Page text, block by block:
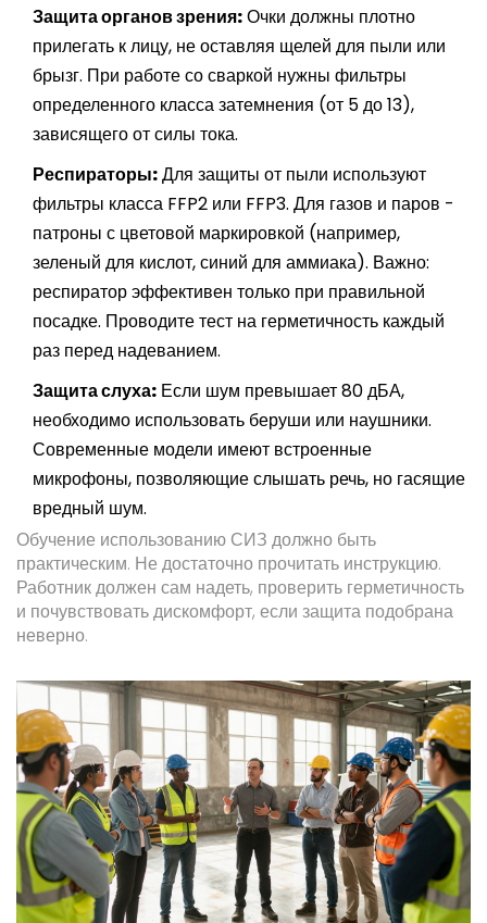
Защита органов зрения:Очки должны плотно
прилегать к лицу, не оставляя щелей для пыли или
брызг. При работе со сваркой нужны фильтры
определенного класса затемнения (от 5 до 13),
зависящего от силы тока.
Респираторы:Для защиты от пыли используют
фильтры класса FFP2 или FFP3. Для газов и паров -
патроны с цветовой маркировкой (например,
зеленый для кислот, синий для аммиака). Важно:
респиратор эффективен только при правильной
посадке. Проводите тест на герметичность каждый
раз перед надеванием.
Защита слуха: Если шум превышает 80 дБА,
необходимо использовать беруши или наушники.
Современные модели имеют встроенные
микрофоны, позволяющие слышать речь, но гасящие
вредный шум.
Обучение использованию СИЗ должно быть
практическим. Не достаточно прочитать инструкцию.
Работник должен сам надеть, проверить герметичность
и почувствовать дискомфорт, если защита подобрана
неверно.